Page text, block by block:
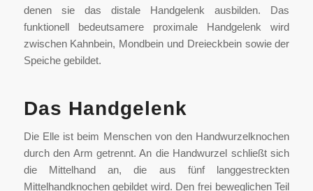
denen sie das distale Handgelenk ausbilden. Das
funktionell bedeutsamere proximale Handgelenk wird
zwischen Kahnbein, Mondbein und Dreieckbein sowie der
Speiche gebildet.
Das Handgelenk
Die Elle ist beim Menschen von den Handwurzelknochen
durch den Arm getrennt. An die Handwurzel schließt sich
die Mittelhand an, die aus fünf langgestreckten
Mittelhandknochen gebildet wird. Den frei beweglichen Teil